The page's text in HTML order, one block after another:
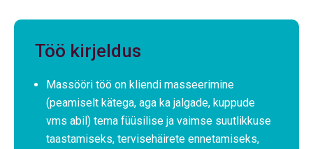
Töö kirjeldus
Massööri töö on kliendi masseerimine
(peamiselt kätega, aga ka jalgade, kuppude
vms abil) tema füüsilise ja vaimse suutlikkuse
taastamiseks, tervisehäirete ennetamiseks,